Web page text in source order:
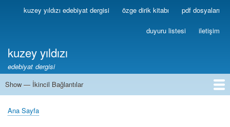
Ana
içeriğe
Birincilkuzey yıldızı edebiyat dergisi özge dirik kitabı pdf dosyaları
duyuru listesi iletişim
kuzey yıldızı
edebiyat dergisi
İkincil
Show — İkincil Bağlantılar
1
2
3
4
5
6
7
8
9
10
11
12
13
Sayfa
Ana Sayfa